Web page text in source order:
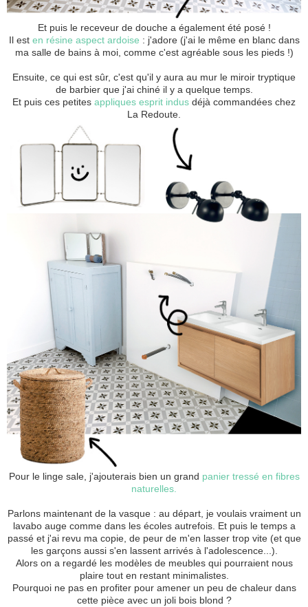
Et puis le receveur de douche a également été posé !
Il est en résine aspect ardoise : j'adore (j'ai le même en blanc dans
ma salle de bains à moi, comme c'est agréable sous les pieds !)
Ensuite, ce qui est sûr, c'est qu'il y aura au mur le miroir tryptique
de barbier que j'ai chiné il y a quelque temps.
Et puis ces petites appliques esprit indus déjà commandées chez
La Redoute.
Pour le linge sale, j'ajouterais bien un grand panier tressé en fibres
naturelles.
Parlons maintenant de la vasque : au départ, je voulais vraiment un
lavabo auge comme dans les écoles autrefois. Et puis le temps a
passé et j'ai revu ma copie, de peur de m'en lasser trop vite (et que
les garçons aussi s'en lassent arrivés à l'adolescence...).
Alors on a regardé les modèles de meubles qui pourraient nous
plaire tout en restant minimalistes.
Pourquoi ne pas en profiter pour amener un peu de chaleur dans
cette pièce avec un joli bois blond ?